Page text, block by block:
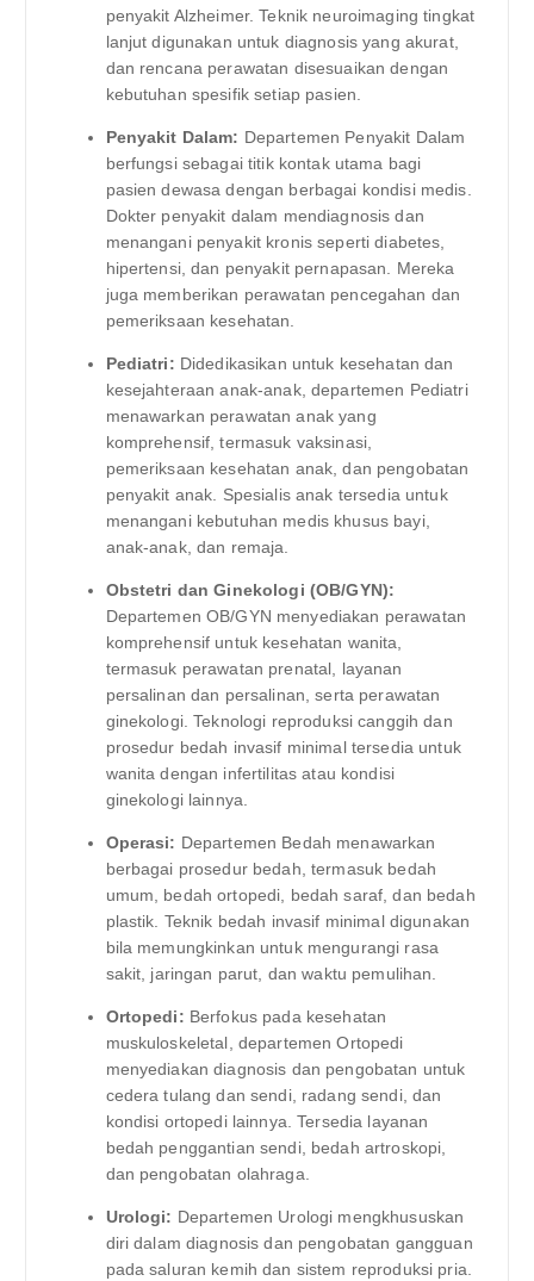
penyakit Alzheimer. Teknik neuroimaging tingkat
lanjut digunakan untuk diagnosis yang akurat,
dan rencana perawatan disesuaikan dengan
kebutuhan spesifik setiap pasien.
Penyakit Dalam: Departemen Penyakit Dalam
berfungsi sebagai titik kontak utama bagi
pasien dewasa dengan berbagai kondisi medis.
Dokter penyakit dalam mendiagnosis dan
menangani penyakit kronis seperti diabetes,
hipertensi, dan penyakit pernapasan. Mereka
juga memberikan perawatan pencegahan dan
pemeriksaan kesehatan.
Pediatri: Didedikasikan untuk kesehatan dan
kesejahteraan anak-anak, departemen Pediatri
menawarkan perawatan anak yang
komprehensif, termasuk vaksinasi,
pemeriksaan kesehatan anak, dan pengobatan
penyakit anak. Spesialis anak tersedia untuk
menangani kebutuhan medis khusus bayi,
anak-anak, dan remaja.
Obstetri dan Ginekologi (OB/GYN):
Departemen OB/GYN menyediakan perawatan
komprehensif untuk kesehatan wanita,
termasuk perawatan prenatal, layanan
persalinan dan persalinan, serta perawatan
ginekologi. Teknologi reproduksi canggih dan
prosedur bedah invasif minimal tersedia untuk
wanita dengan infertilitas atau kondisi
ginekologi lainnya.
Operasi: Departemen Bedah menawarkan
berbagai prosedur bedah, termasuk bedah
umum, bedah ortopedi, bedah saraf, dan bedah
plastik. Teknik bedah invasif minimal digunakan
bila memungkinkan untuk mengurangi rasa
sakit, jaringan parut, dan waktu pemulihan.
Ortopedi: Berfokus pada kesehatan
muskuloskeletal, departemen Ortopedi
menyediakan diagnosis dan pengobatan untuk
cedera tulang dan sendi, radang sendi, dan
kondisi ortopedi lainnya. Tersedia layanan
bedah penggantian sendi, bedah artroskopi,
dan pengobatan olahraga.
Urologi: Departemen Urologi mengkhususkan
diri dalam diagnosis dan pengobatan gangguan
pada saluran kemih dan sistem reproduksi pria.